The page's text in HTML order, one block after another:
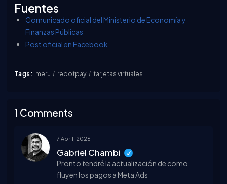
Fuentes
Comunicado oficial del Ministerio de Economía y
Finanzas Públicas
Post oficial en Facebook
Tags: meru redotpay tarjetas virtuales
1 Comments
7 Abril, 2026
Gabriel Chambi
Pronto tendré la actualización de como
fluyen los pagos a Meta Ads